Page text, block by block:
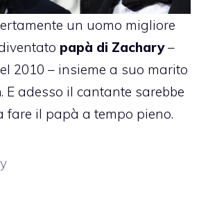
un uomo migliore
papà di Zachary–
2010 – insieme a suo marito
. E adesso il cantante sarebbe
fare il papà a tempo pieno.